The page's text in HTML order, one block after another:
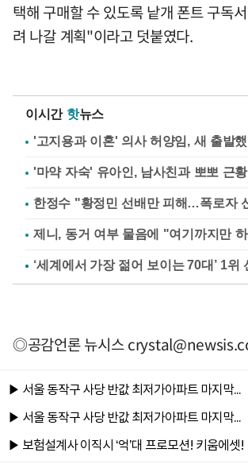
택해 구매할 수 있도록 낱개 폰트 구독
려 나갈 계획"이라고 덧붙였다.
이시간 핫뉴스
'고지용과 이혼' 의사 허양임, 새 출발
'마약 자숙' 유아인, 남사친과 뽀뽀 근황
한정수 "황정민 선배만 피해…폭로자
제니, 동거 여부 물음에 "여기까지만
◎공감언론 뉴시스